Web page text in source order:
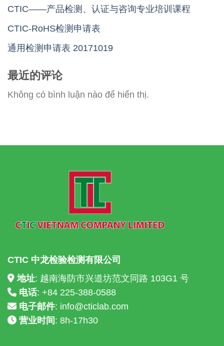
CTIC——产品检测、认证与咨询专业培训课程
CTIC-RoHS检测申请表
通用检测申请表 20171019
最近的评论
Không có bình luận nào để hiển thị.
CTIC 中龙检验检测有限公司
地址: 越南海防市兴道坊范文同路 103G1 号
电话: +84 225-388-0588
电子邮件: info@cticlab.com
营业时间 : 8h-17h30